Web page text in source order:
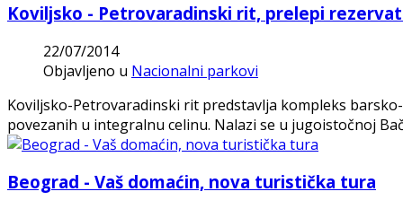
Koviljsko - Petrovaradinski rit, prelepi
22/07/2014
Objavljeno u Nacionalni parkovi
Koviljsko-Petrovaradinski rit predstavlja kompleks
povezanih u integralnu celinu. Nalazi se u jugoistočnoj
Beograd - Vaš domaćin, nova turistička tura